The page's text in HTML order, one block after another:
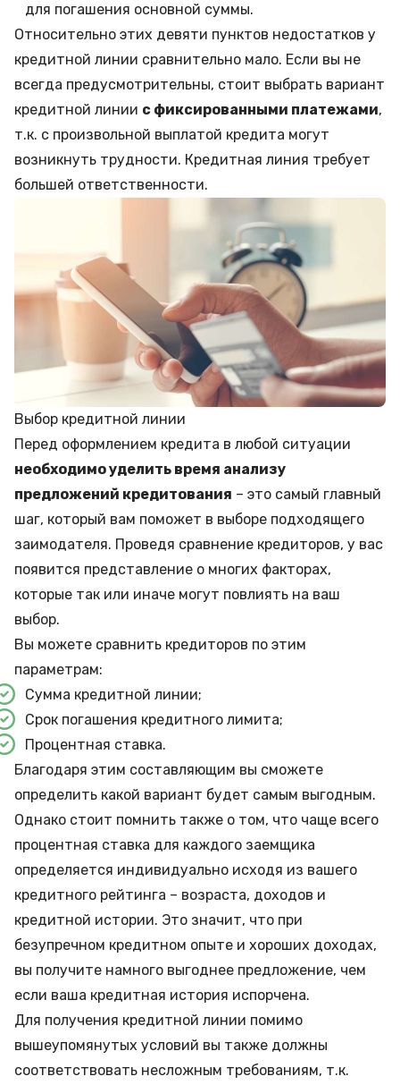
для погашения основной суммы.
Относительно этих девяти пунктов недостатков у
кредитной линии сравнительно мало. Если вы не
всегда предусмотрительны, стоит выбрать вариант
кредитной линии с фиксированными платежами,
т.к. с произвольной выплатой кредита могут
возникнуть трудности. Кредитная линия требует
большей ответственности.
Выбор кредитной линии
Перед оформлением кредита в любой ситуации
необходимо уделить время анализу
предложений кредитования – это самый главный
шаг, который вам поможет в выборе подходящего
заимодателя. Проведя сравнение кредиторов, у вас
появится представление о многих факторах,
которые так или иначе могут повлиять на ваш
выбор.
Вы можете сравнить кредиторов по этим
параметрам:
Сумма кредитной линии;
Срок погашения кредитного лимита;
Процентная ставка.
Благодаря этим составляющим вы сможете
определить какой вариант будет самым выгодным.
Однако стоит помнить также о том, что чаще всего
процентная ставка для каждого заемщика
определяется индивидуально исходя из вашего
кредитного рейтинга – возраста, доходов и
кредитной истории. Это значит, что при
безупречном кредитном опыте и хороших доходах,
вы получите намного выгоднее предложение, чем
если ваша кредитная история испорчена.
Для получения кредитной линии помимо
вышеупомянутых условий вы также должны
соответствовать несложным требованиям, т.к.